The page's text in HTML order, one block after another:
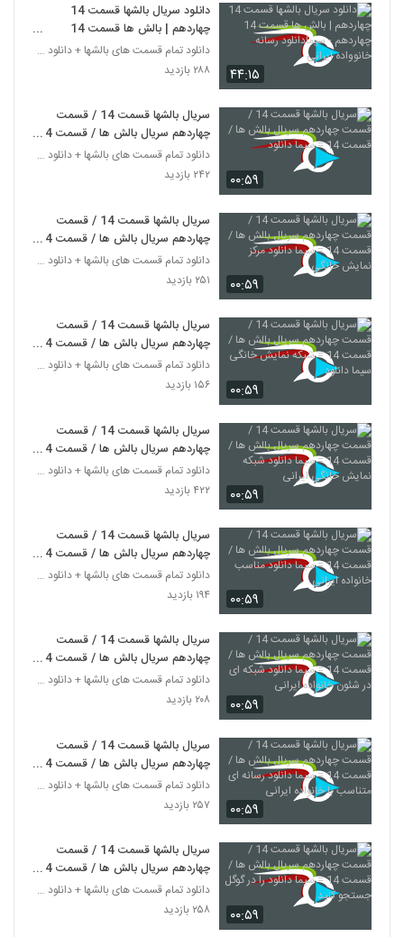
۴۴:۱۵
دانلود سریال بالشها قسمت 14
چهاردهم | بالش ها قسمت 14
چهاردهم - سیمادانلود رسانه خانوواده
ایرانی
دانلود تمام قسمت های بالشها + دانلود قسمت 14 چهارد
۲۸۸ بازدید
۰۰:۵۹
سریال بالشها قسمت 14 / قسمت
چهاردهم سریال بالش ها / قسمت 14
= سیما دانلود
دانلود تمام قسمت های بالشها + دانلود قسمت 14 چهارد
۲۴۲ بازدید
۰۰:۵۹
سریال بالشها قسمت 14 / قسمت
چهاردهم سریال بالش ها / قسمت 14
= سیما دانلود مرکز نمایش خانگی
دانلود تمام قسمت های بالشها + دانلود قسمت 14 چهارد
۲۵۱ بازدید
۰۰:۵۹
سریال بالشها قسمت 14 / قسمت
چهاردهم سریال بالش ها / قسمت 14
= شبکه نمایش خانگی سیما دانلود دانلود تمام قسمت های بالشها + دانلود قسمت 14 چهارد
۱۵۶ بازدید
۰۰:۵۹
سریال بالشها قسمت 14 / قسمت
چهاردهم سریال بالش ها / قسمت 14
= سیما دانلود شبکه نمایش خانگی
ایرانی
دانلود تمام قسمت های بالشها + دانلود قسمت 14 چهارد
۴۲۲ بازدید
۰۰:۵۹
سریال بالشها قسمت 14 / قسمت
چهاردهم سریال بالش ها / قسمت 14
= سیما دانلود مناسب خانواده ایرانی دانلود تمام قسمت های بالشها + دانلود قسمت 14 چهارد
۱۹۴ بازدید
۰۰:۵۹
سریال بالشها قسمت 14 / قسمت
چهاردهم سریال بالش ها / قسمت 14
= سیما دانلود شبکه ای در شئون
خانواده ایرانی
دانلود تمام قسمت های بالشها + دانلود قسمت 14 چهارد
۲۰۸ بازدید
۰۰:۵۹
سریال بالشها قسمت 14 / قسمت
چهاردهم سریال بالش ها / قسمت 14
= سیما دانلود رسانه ای متناسب با
خانواده ایرانی
دانلود تمام قسمت های بالشها + دانلود قسمت 14 چهارد
۲۵۷ بازدید
۰۰:۵۹
سریال بالشها قسمت 14 / قسمت
چهاردهم سریال بالش ها / قسمت 14
= سیما دانلود را در گوگل جستجو کنیددانلود تمام قسمت های بالشها + دانلود قسمت 14 چهارد
۲۵۸ بازدید